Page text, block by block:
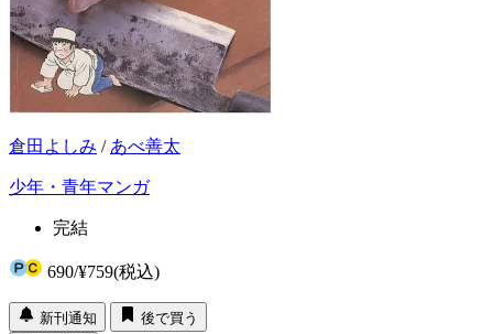
倉田よしみ / あべ善太
少年・青年マンガ
完結
690/¥759(税込)
新刊通知
後で買う